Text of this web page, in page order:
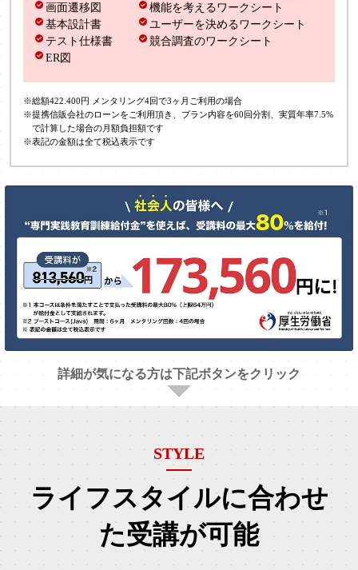
画面遷移図
機能を考えるワークシート
基本設計書
ユーザーを決めるワークシート
テスト仕様書
競合調査のワークシート
ER図
※総額422.400円 メンタリング4回で3ヶ月ご利用の場合
※提携信販会社のローンをご利用頂き、プラン内容を60回分割、実質年率7.5%
で計算した場合の月額負担額です
※表記の金額は全て税込表示です
詳細が気になる方は下記ボタンをクリック
STYLE
ライフスタイルに合わせ
た受講が可能